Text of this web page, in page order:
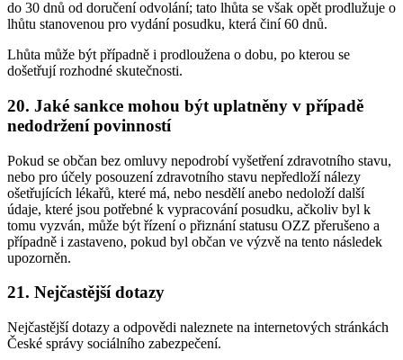
do 30 dnů od doručení odvolání; tato lhůta se však opět prodlužuje o
lhůtu stanovenou pro vydání posudku, která činí 60 dnů.
Lhůta může být případně i prodloužena o dobu, po kterou se
došetřují rozhodné skutečnosti.
20. Jaké sankce mohou být uplatněny v případě
nedodržení povinností
Pokud se občan bez omluvy nepodrobí vyšetření zdravotního stavu,
nebo pro účely posouzení zdravotního stavu nepředloží nálezy
ošetřujících lékařů, které má, nebo nesdělí anebo nedoloží další
údaje, které jsou potřebné k vypracování posudku, ačkoliv byl k
tomu vyzván, může být řízení o přiznání statusu OZZ přerušeno a
případně i zastaveno, pokud byl občan ve výzvě na tento následek
upozorněn.
21. Nejčastější dotazy
Nejčastější dotazy a odpovědi naleznete na internetových stránkách
České správy sociálního zabezpečení.